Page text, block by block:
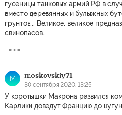
гусеницы танковых армий РФ в
вместо деревянных и булыжных
грунтов... Великое, великое
свинопасов...
M moskovskiy71
30 сентября 2020, 13:25
У коротышки Макрона развился
Карлики доведут Францию до